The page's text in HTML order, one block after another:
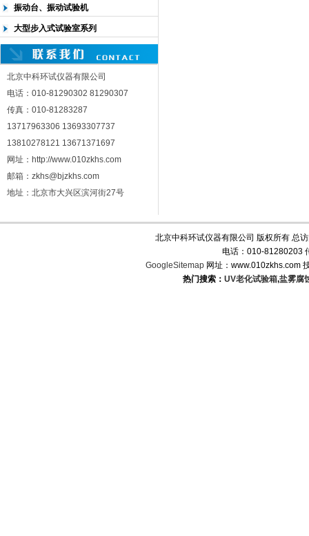
振动台、振动试验机
大型步入式试验室系列
北京中科环试仪器有限公司
电话：010-81290302 81290307
传真：010-81283287
13717963306 13693307737
13810278121 13671371697
网址：http://www.010zkhs.com
邮箱：zkhs@bjzkhs.com
地址：北京市大兴区滨河街27号
北京中科环试仪器有限公司 版权所有 总
电话：010-81280203
GoogleSitemap 网址：www.010zkhs.com
热门搜索： UV老化试验箱,盐雾腐